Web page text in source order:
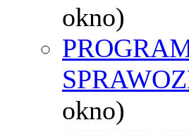
okno)
okno)